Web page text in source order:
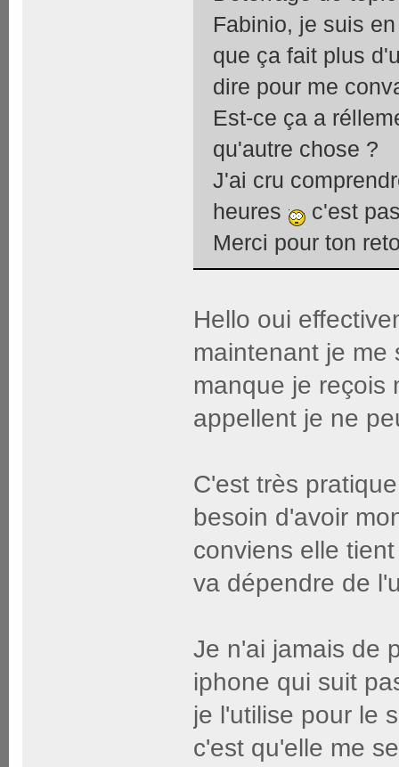
Fabinio, je suis
que ça fait plus
dire pour me
Est-ce ça a
qu'autre chose ?
J'ai cru
heures
c'est
Merci pour ton
Hello oui
maintenant je me
manque je reçois
appellent je ne
C'est très
besoin d'avoir
conviens elle
va dépendre de
Je n'ai jamais de
iphone qui suit
je l'utilise pour le
c'est qu'elle me